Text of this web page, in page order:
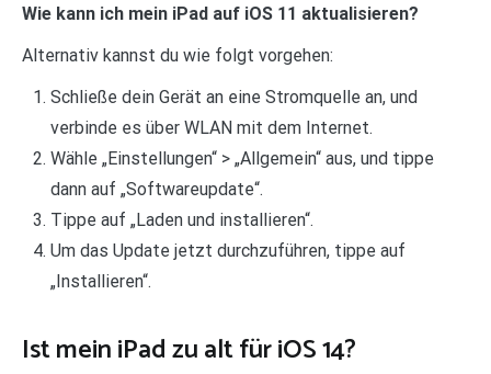
Wie kann ich mein iPad auf iOS 11 aktualisieren?
Alternativ kannst du wie folgt vorgehen:
Schließe dein Gerät an eine Stromquelle an, und
verbinde es über WLAN mit dem Internet.
Wähle „Einstellungen“ > „Allgemein“ aus, und tippe
dann auf „Softwareupdate“.
Tippe auf „Laden und installieren“.
Um das Update jetzt durchzuführen, tippe auf
„Installieren“.
Ist mein iPad zu alt für iOS 14?